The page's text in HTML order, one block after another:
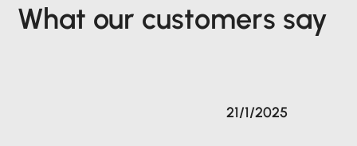
What our customers say
21/1/2025